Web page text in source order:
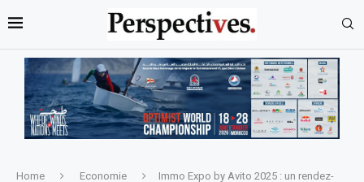
Home Economie
Immo Expo by Avito 2025 : un rendez-